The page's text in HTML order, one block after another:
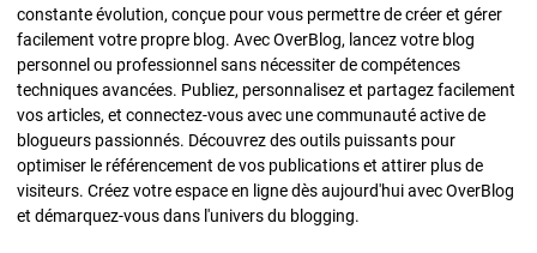
constante évolution, conçue pour vous permettre de créer et gérer
facilement votre propre blog. Avec OverBlog, lancez votre blog
personnel ou professionnel sans nécessiter de compétences
techniques avancées. Publiez, personnalisez et partagez facilement
vos articles, et connectez-vous avec une communauté active de
blogueurs passionnés. Découvrez des outils puissants pour
optimiser le référencement de vos publications et attirer plus de
visiteurs. Créez votre espace en ligne dès aujourd'hui avec OverBlog
et démarquez-vous dans l'univers du blogging.